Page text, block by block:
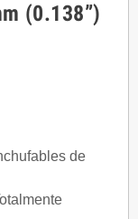
(0.138”)
de